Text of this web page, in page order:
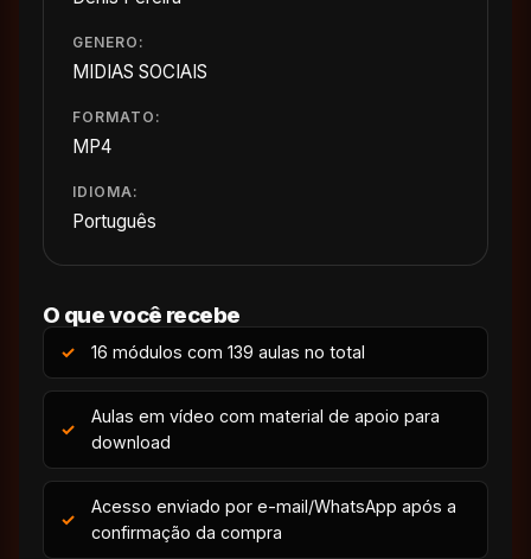
GENERO:
MIDIAS SOCIAIS
FORMATO:
MP4
IDIOMA:
Português
O que você recebe
16 módulos com 139 aulas no total
Aulas em vídeo com material de apoio para
download
Acesso enviado por e-mail/WhatsApp após a
confirmação da compra